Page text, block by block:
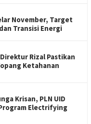
November, Target
Transisi Energi
Rizal Pastikan
Ketahanan
Krisan, PLN UID
Electrifying